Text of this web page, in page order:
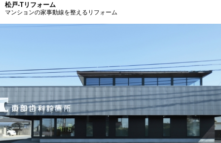
松戸-Tリフォーム
マンションの家事動線を整えるリフォーム